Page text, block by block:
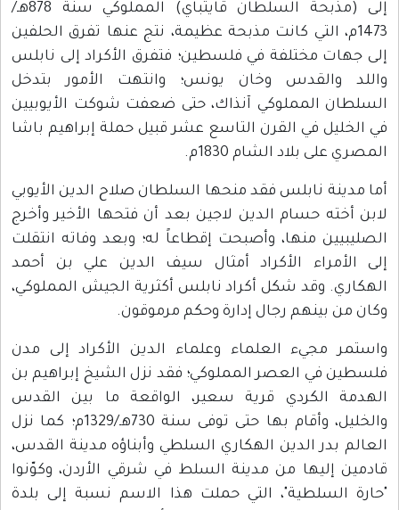
إلى (مذبحة السلطان قايتباي) المملوكي سنة 878هـ/
1473م، التي كانت مذبحة عظيمة، نتج عنها تفرق الحلفين
إلى جهات مختلفة في فلسطين؛ فتفرق الأكراد إلى نابلس
واللد والقدس وخان يونس؛ وانتهت الأمور بتدخل
السلطان المملوكي آنذاك، حتى ضعفت شوكت الأيوبيين
في الخليل في القرن التاسع عشر قبيل حملة إبراهيم باشا
المصري على بلاد الشام 1830م.
أما مدينة نابلس فقد منحها السلطان صلاح الدين الأيوبي
لابن أخته حسام الدين لاجين بعد أن فتحها الأخير وأخرج
الصليبيين منها، وأصبحت إقطاعاً له؛ وبعد وفاته انتقلت
إلى الأمراء الأكراد أمثال سيف الدين علي بن أحمد
الهكاري. وقد شكل أكراد نابلس أكثرية الجيش المملوكي،
وكان من بينهم رجال إدارة وحكم مرموقون.
واستمر مجيء العلماء وعلماء الدين الأكراد إلى مدن
فلسطين في العصر المملوكي؛ فقد نزل الشيخ إبراهيم بن
الهدمة الكردي قرية سعير، الواقعة ما بين القدس
والخليل، وأقام بها حتى توفى سنة 730هـ/1329م؛ كما نزل
العالم بدر الدين الهكاري السلطي وأبناؤه مدينة القدس،
قادمين إليها من مدينة السلط في شرقي الأردن، وكوّنوا
"حارة السلطية"، التي حملت هذا الاسم نسبة إلى بلدة